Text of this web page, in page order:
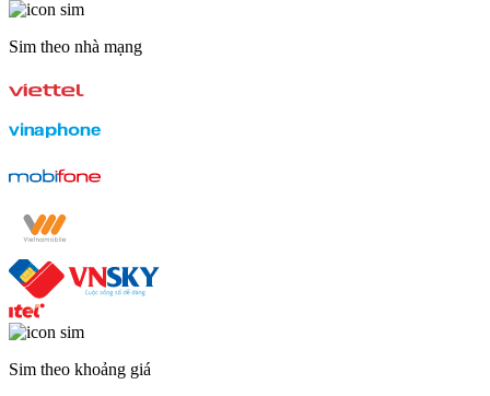
Sim theo nhà mạng
Sim theo khoảng giá